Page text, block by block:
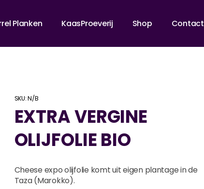
Planken KaasProeverij Shop Contact
SKU:N/B
EXTRA VERGINE
OLIJFOLIE BIO
Cheese expo olijfolie komt uit eigen plantage in de
Taza (Marokko).